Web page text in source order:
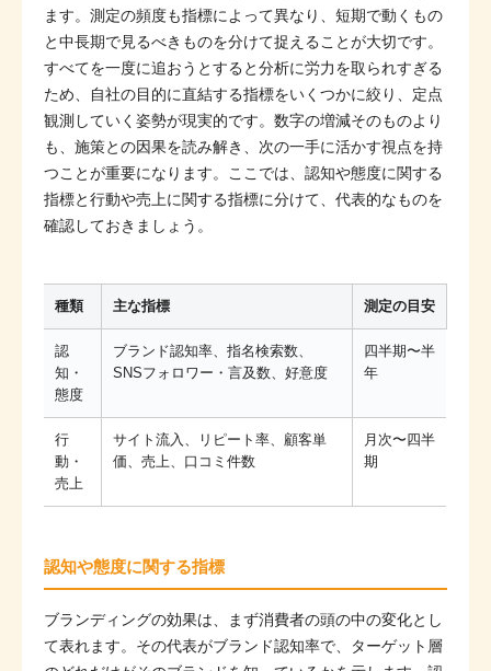
ます。測定の頻度も指標によって異なり、短期で動くもの
と中長期で見るべきものを分けて捉えることが大切です。
すべてを一度に追おうとすると分析に労力を取られすぎる
ため、自社の目的に直結する指標をいくつかに絞り、定点
観測していく姿勢が現実的です。数字の増減そのものより
も、施策との因果を読み解き、次の一手に活かす視点を持
つことが重要になります。ここでは、認知や態度に関する
指標と行動や売上に関する指標に分けて、代表的なものを
確認しておきましょう。
種類 主な指標 測定の目安
認
知・
態度
ブランド認知率、指名検索数、
SNSフォロワー・言及数、好意度
四半期〜半
年
行
動・
売上
サイト流入、リピート率、顧客単
価、売上、口コミ件数
月次〜四半
期
認知や態度に関する指標
ブランディングの効果は、まず消費者の頭の中の変化とし
て表れます。その代表がブランド認知率で、ターゲット層